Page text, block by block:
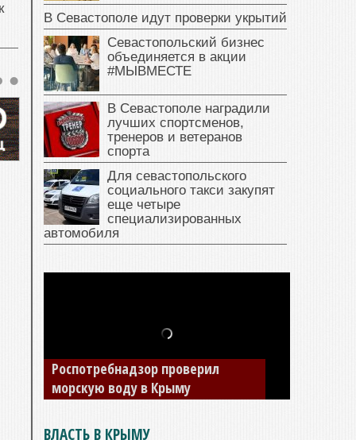
В Севастополе идут проверки укрытий
Севастопольский бизнес
объединяется в акции
#МЫВМЕСТЕ
В Севастополе наградили
лучших спортсменов,
тренеров и ветеранов
спорта
Для севастопольского
социального такси закупят
еще четыре
специализированных
автомобиля
Роспотребнадзор проверил
морскую воду в Крыму
автомобиль — накопил долги по
штрафам ГИБДД
ВЛАСТЬ В КРЫМУ